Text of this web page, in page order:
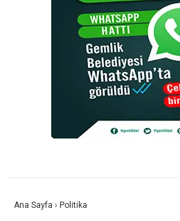
Ana Sayfa › Politika